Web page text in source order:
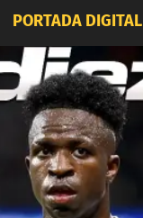
PORTADA DIGITAL